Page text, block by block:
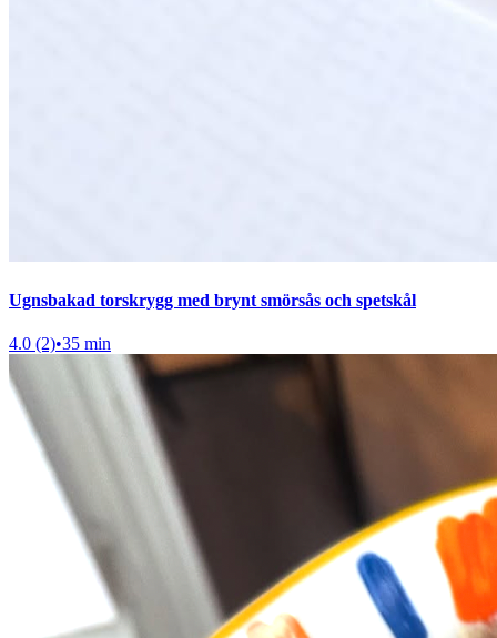
Ugnsbakad torskrygg med brynt smörsås och spetskål
4.0 (2)•35 min